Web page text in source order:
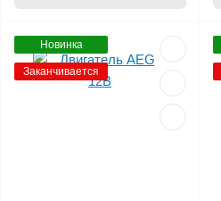
Новинка
Заканчивается